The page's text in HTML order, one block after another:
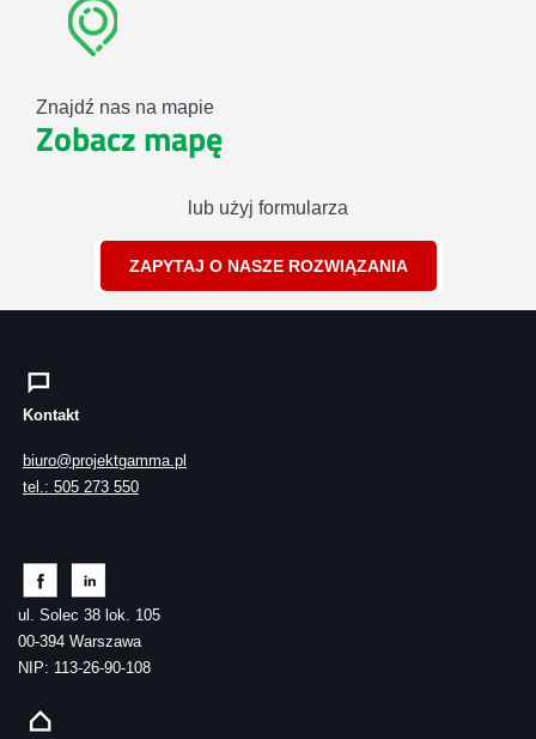
Znajdź nas na mapie
Zobacz mapę
lub użyj formularza
ZAPYTAJ O NASZE ROZWIĄZANIA
Kontakt
biuro@projektgamma.pl
tel.: 505 273 550
ul. Solec 38 lok. 105
00-394 Warszawa
NIP: 113-26-90-108